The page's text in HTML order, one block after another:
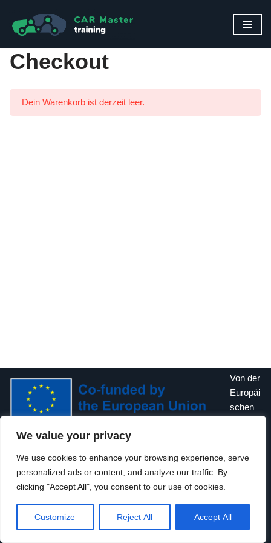
We value your privacy
We use cookies to enhance your browsing experience, serve
personalized ads or content, and analyze our traffic. By
clicking "Accept All", you consent to our use of cookies.
Customize Reject All Accept All
Zum
Inhalt
springen
Checkout
Dein Warenkorb ist derzeit leer.
Von der
Europäi
schen
finanziert. Die geäußerten Ansichten und Meinungen
Autoren und spiegeln nicht zwingend die der Europäischen
Union oder der Europäischen Exekutivagentur für Bildung und
Kultur (EACEA) wider. Weder die Europäische Union noch die
Neve| Präsentiert vonWordPress